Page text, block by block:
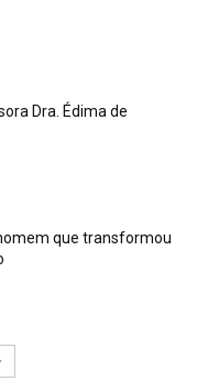
Dra. Édima de
que transformou